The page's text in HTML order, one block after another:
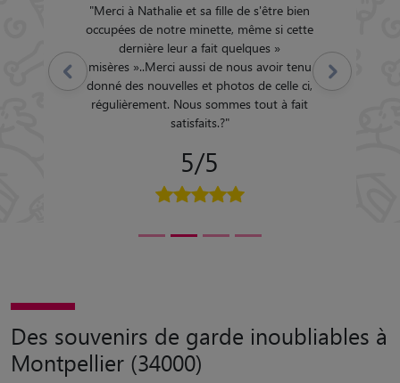
"Merci à Nathalie et sa fille de s'être bien
occupées de notre minette, même si cette
dernière leur a fait quelques »
misères »..Merci aussi de nous avoir tenu
donné des nouvelles et photos de celle ci,
régulièrement. Nous sommes tout à fait
satisfaits.?"
5/5
Précédent Suivant
Des souvenirs de garde inoubliables à
Montpellier (34000)